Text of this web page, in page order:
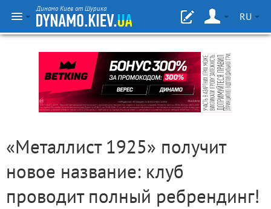
Динамо Киев от Шурика
RU
«Металлист 1925» получит
новое название: клуб
проводит полный ребрендинг!